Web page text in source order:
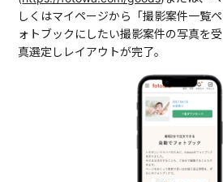
しくはマイページから「撮影案件一覧
ォトブックにしたい撮影案件の写真を
真選定しレイアウトが完了。